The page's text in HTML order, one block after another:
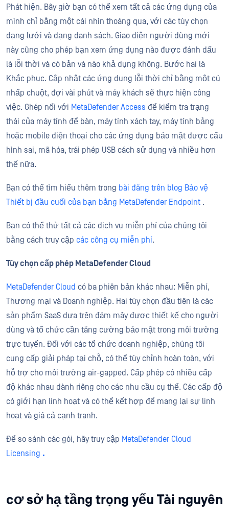
Phát hiện. Bây giờ bạn có thể xem tất cả các ứng dụng của
mình chỉ bằng một cái nhìn thoáng qua, với các tùy chọn
dạng lưới và dạng danh sách. Giao diện người dùng mới
này cũng cho phép bạn xem ứng dụng nào được đánh dấu
là lỗi thời và có bản vá nào khả dụng không. Bước hai là
Khắc phục. Cập nhật các ứng dụng lỗi thời chỉ bằng một cú
nhấp chuột, đợi vài phút và máy khách sẽ thực hiện công
việc. Ghép nối với MetaDefender Access để kiểm tra trạng
thái của máy tính để bàn, máy tính xách tay, máy tính bảng
hoặc mobile điện thoại cho các ứng dụng bảo mật được cấu
hình sai, mã hóa, trái phép USB cách sử dụng và nhiều hơn
thế nữa.
Bạn có thể tìm hiểu thêm trong bài đăng trên blog Bảo vệ
Thiết bị đầu cuối của bạn bằng MetaDefender Endpoint .
Bạn có thể thử tất cả các dịch vụ miễn phí của chúng tôi
bằng cách truy cập các công cụ miễn phí.
Tùy chọn cấp phép MetaDefender Cloud
MetaDefender Cloud có ba phiên bản khác nhau: Miễn phí,
Thương mại và Doanh nghiệp. Hai tùy chọn đầu tiên là các
sản phẩm SaaS dựa trên đám mây được thiết kế cho người
dùng và tổ chức cần tăng cường bảo mật trong môi trường
trực tuyến. Đối với các tổ chức doanh nghiệp, chúng tôi
cung cấp giải pháp tại chỗ, có thể tùy chỉnh hoàn toàn, với
hỗ trợ cho môi trường air-gapped. Cấp phép có nhiều cấp
độ khác nhau dành riêng cho các nhu cầu cụ thể. Các cấp độ
có giới hạn linh hoạt và có thể kết hợp để mang lại sự linh
hoạt và giá cả cạnh tranh.
Để so sánh các gói, hãy truy cập MetaDefender Cloud
Licensing .
cơ sở hạ tầng trọng yếu Tài nguyên